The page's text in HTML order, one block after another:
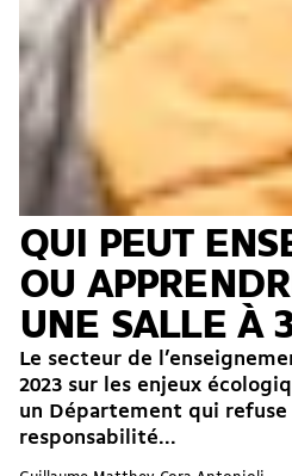
QUI PEUT
OU
UNE SALLE À
Le secteur de
2023 sur les enjeux
un Département qui
responsabilité...